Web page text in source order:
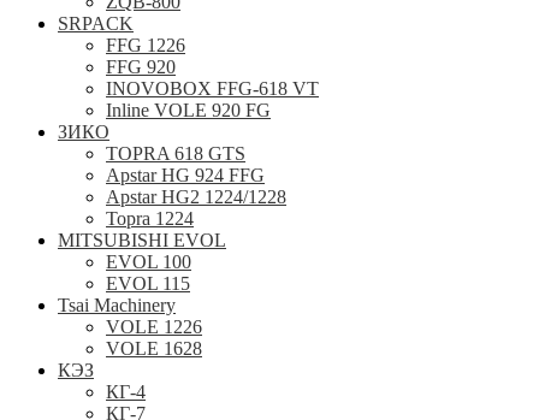
SRPACK
FFG 1226
FFG 920
INOVOBOX FFG-618 VT
Inline VOLE 920 FG
ЗИКО
TOPRA 618 GTS
Apstar HG 924 FFG
Apstar HG2 1224/1228
Topra 1224
MITSUBISHI EVOL
EVOL 100
EVOL 115
Tsai Machinery
VOLE 1226
VOLE 1628
КЭЗ
КГ-4
КГ-7